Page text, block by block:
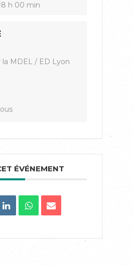
h 00 min
la MDEL / ED Lyon
ÉVÉNEMENT